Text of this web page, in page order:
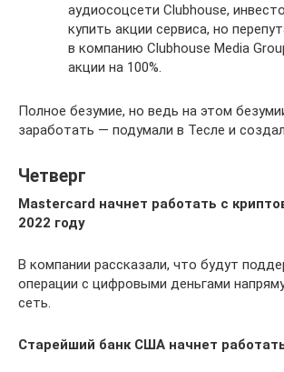
аудиосоцсети Clubhouse,
купить акции сервиса, но
в компанию Clubhouse Media
акции на 100%.
Полное безумие, но ведь на этом
заработать — подумали в Тесле и
Четверг
Mastercard начнет работать с
2022 году
В компании рассказали, что будут
операции с цифровыми деньгами
сеть.
Старейший банк США начнет